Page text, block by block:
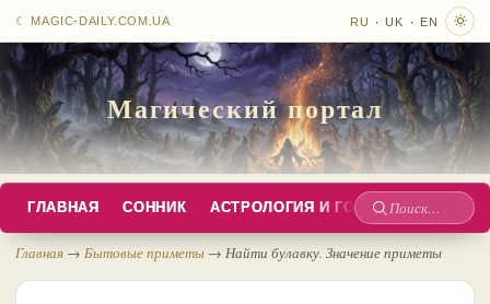
☾ MAGIC-DAILY.COM.UA RU · UK · EN
Магический портал
ГЛАВНАЯ СОННИК АСТРОЛОГИЯ И ГОРОСКОПЫ
Поиск
по
сайту
Главная → Бытовые приметы → Найти булавку. Значение приметы